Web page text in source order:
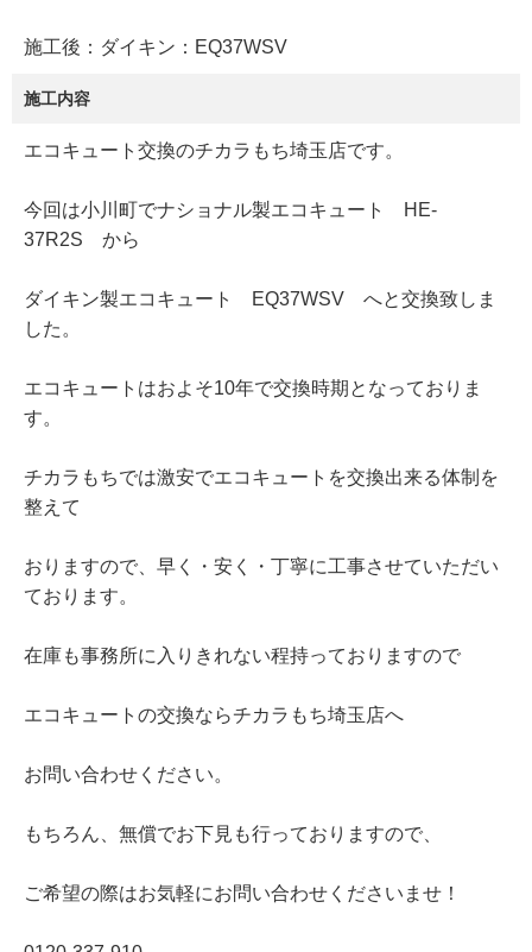
施工後：ダイキン：EQ37WSV
施工内容
エコキュート交換のチカラもち埼玉店です。
今回は小川町でナショナル製エコキュート HE-
37R2S から
ダイキン製エコキュート EQ37WSV へと交換致しま
した。
エコキュートはおよそ10年で交換時期となっておりま
す。
チカラもちでは激安でエコキュートを交換出来る体制を
整えて
おりますので、早く・安く・丁寧に工事させていただい
ております。
在庫も事務所に入りきれない程持っておりますので
エコキュートの交換ならチカラもち埼玉店へ
お問い合わせください。
もちろん、無償でお下見も行っておりますので、
ご希望の際はお気軽にお問い合わせくださいませ！